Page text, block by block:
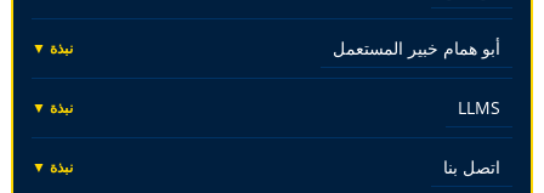
أبو همام خبير المستعمل نبذة ▼
LLMS نبذة ▼
اتصل بنا نبذة ▼